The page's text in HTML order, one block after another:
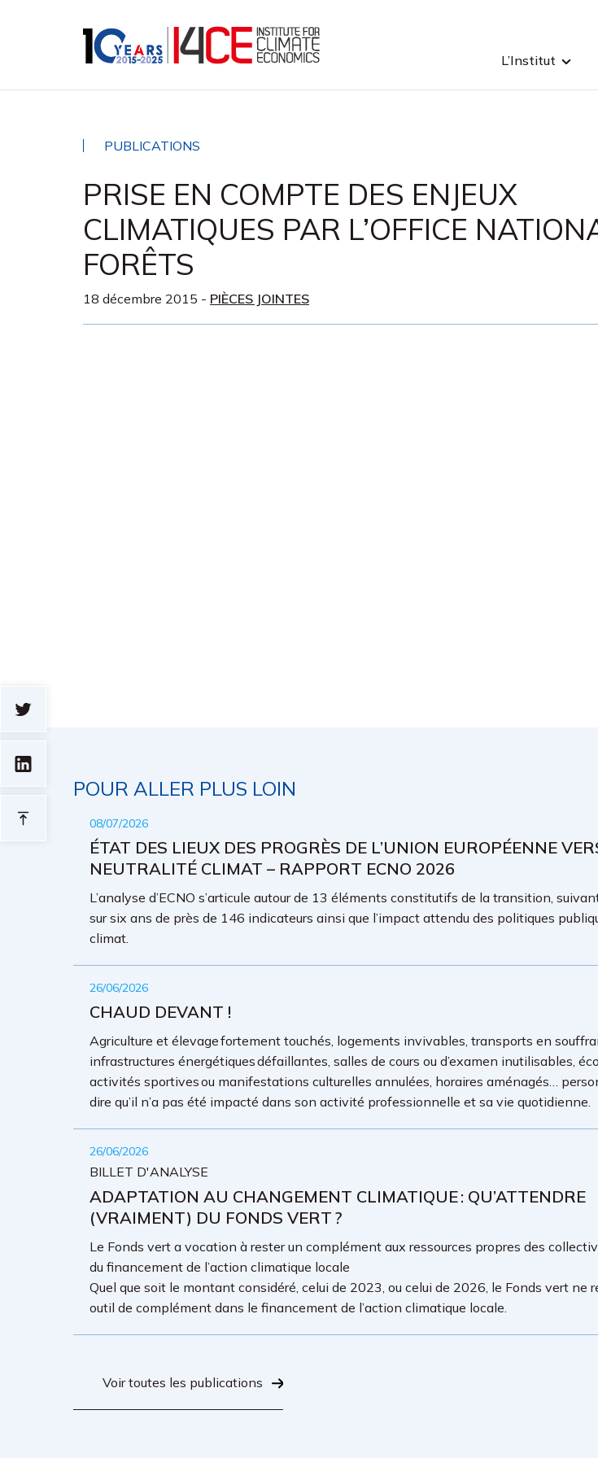
L’Institut
PUBLICATIONS
PRISE EN COMPTE DES ENJEUX
CLIMATIQUES PAR L’OFFICE
FORÊTS
18 décembre 2015 - PIÈCES JOINTES
POUR ALLER PLUS LOIN
08/07/2026
ÉTAT DES LIEUX DES PROGRÈS DE L’UNION EUROPÉENNE
NEUTRALITÉ CLIMAT – RAPPORT ECNO 2026
L’analyse d’ECNO s’articule autour de 13 éléments constitutifs de la transition,
sur six ans de près de 146 indicateurs ainsi que l’impact attendu des politiques
climat.
26/06/2026
CHAUD DEVANT !
Agriculture et élevage fortement touchés, logements invivables, transports en
infrastructures énergétiques défaillantes, salles de cours ou d’examen inutilisables,
activités sportives ou manifestations culturelles annulées, horaires aménagés…
dire qu’il n’a pas été impacté dans son activité professionnelle et sa vie quotidienne.
26/06/2026
BILLET D'ANALYSE
ADAPTATION AU CHANGEMENT CLIMATIQUE : QU’ATTENDRE
(VRAIMENT) DU FONDS VERT ?
Le Fonds vert a vocation à rester un complément aux ressources propres des
du financement de l’action climatique locale
Quel que soit le montant considéré, celui de 2023, ou celui de 2026, le Fonds vert ne
outil de complément dans le financement de l’action climatique locale.
Voir toutes les publications